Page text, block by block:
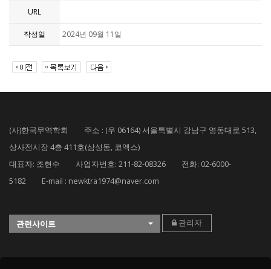
URL
작성일 2024년 09월 11일
(사)한국무역학회 주소 : (우 06164) 서울특별시 강남구 영동대로 513,
상사전시장 4층 411호(삼성동, 코엑스)
대표자: 조현수 사업자번호: 211-82-08326 전화: 02-6000-
5182 E-mail : newktra1974@naver.com
관련사이트 관리자